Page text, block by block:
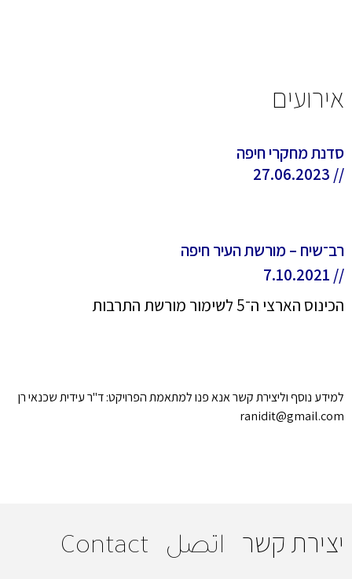
אירועים
סדנת מחקרי חיפה
// 27.06.2023
רב־שיח – מורשת העיר חיפה
// 7.10.2021
הכינוס הארצי ה־5 לשימור מורשת התרבות
למידע נוסף וליצירת קשר אנא פנו למתאמת הפרויקט: ד"ר עידית שכנאי רן
ranidit@gmail.com
יצירת קשר اتصل Contact